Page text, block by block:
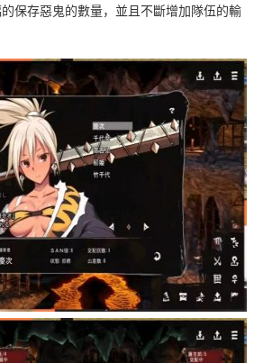
保存惡鬼的數量，並且不斷增加隊伍的輸